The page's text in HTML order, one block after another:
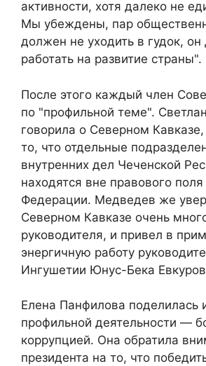
активности, хотя далеко не
Мы убеждены, пар
должен не уходить в гудок,
работать на развитие страны".
После этого каждый член
по "профильной теме".
говорила о Северном
то, что отдельные
внутренних дел Чеченской
находятся вне правового
Федерации. Медведев же
Северном Кавказе очень
руководителя, и привел в
энергичную работу
Ингушетии Юнус-Бека
Елена Панфилова поделилась
профильной деятельности —
коррупцией. Она обратила
президента на то, что